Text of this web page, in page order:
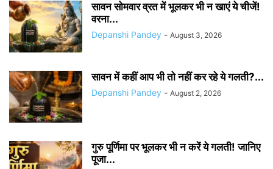
सावन सोमवार व्रत में भूलकर भी न खाएं ये चीजें!
वरना...
Depanshi Pandey - August 3, 2026
सावन में कहीं आप भी तो नहीं कर रहे ये गलती?...
Depanshi Pandey - August 2, 2026
गुरु पूर्णिमा पर भूलकर भी न करें ये गलती! जानिए
पूजा...